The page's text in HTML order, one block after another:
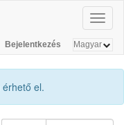
Bejelentkezés
érhető el.